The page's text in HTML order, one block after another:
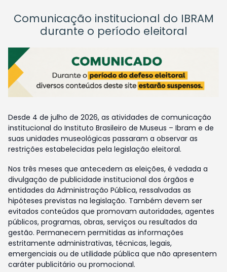
Comunicação institucional do IBRAM
durante o período eleitoral
Desde 4 de julho de 2026, as atividades de comunicação
institucional do Instituto Brasileiro de Museus – Ibram e de
suas unidades museológicas passaram a observar as
restrições estabelecidas pela legislação eleitoral.
Nos três meses que antecedem as eleições, é vedada a
divulgação de publicidade institucional dos órgãos e
entidades da Administração Pública, ressalvadas as
hipóteses previstas na legislação. Também devem ser
evitados conteúdos que promovam autoridades, agentes
públicos, programas, obras, serviços ou resultados da
gestão. Permanecem permitidas as informações
estritamente administrativas, técnicas, legais,
emergenciais ou de utilidade pública que não apresentem
caráter publicitário ou promocional.